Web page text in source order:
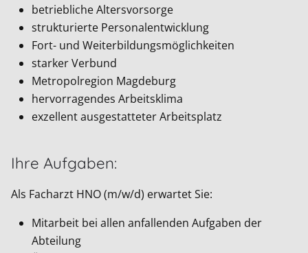
betriebliche Altersvorsorge
strukturierte Personalentwicklung
Fort- und Weiterbildungsmöglichkeiten
starker Verbund
Metropolregion Magdeburg
hervorragendes Arbeitsklima
exzellent ausgestatteter Arbeitsplatz
Ihre Aufgaben:
Als Facharzt HNO (m/w/d) erwartet Sie:
Mitarbeit bei allen anfallenden Aufgaben der
Abteilung